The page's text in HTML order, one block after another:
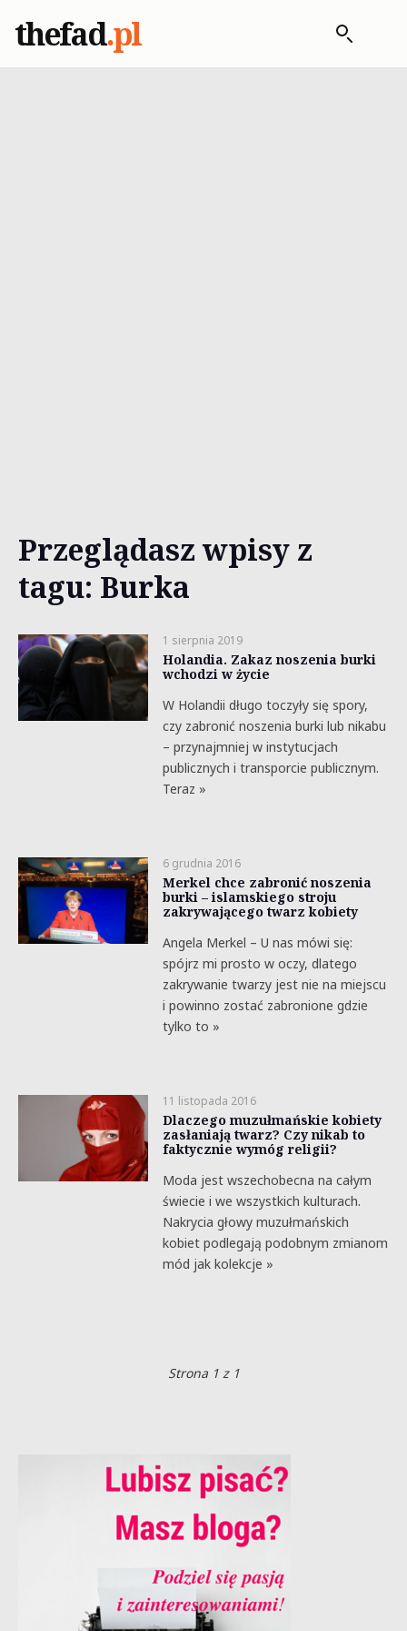
thefad.pl
Przeglądasz wpisy z
tagu: Burka
1 sierpnia 2019
Holandia. Zakaz noszenia burki
wchodzi w życie
W Holandii długo toczyły się spory,
czy zabronić noszenia burki lub nikabu
– przynajmniej w instytucjach
publicznych i transporcie publicznym.
Teraz »
6 grudnia 2016
Merkel chce zabronić noszenia
burki – islamskiego stroju
zakrywającego twarz kobiety
Angela Merkel – U nas mówi się:
spójrz mi prosto w oczy, dlatego
zakrywanie twarzy jest nie na miejscu
i powinno zostać zabronione gdzie
tylko to »
11 listopada 2016
Dlaczego muzułmańskie kobiety
zasłaniają twarz? Czy nikab to
faktycznie wymóg religii?
Moda jest wszechobecna na całym
świecie i we wszystkich kulturach.
Nakrycia głowy muzułmańskich
kobiet podlegają podobnym zmianom
mód jak kolekcje »
Strona 1 z 1